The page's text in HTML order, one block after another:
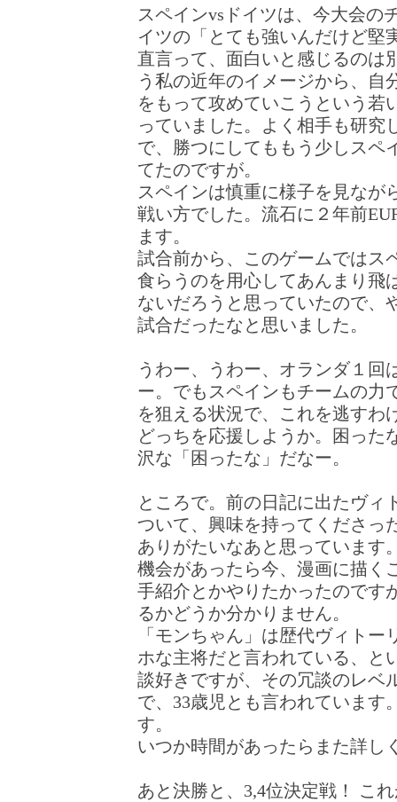
スペインvsドイツは、今大会の
イツの「とても強いんだけど堅
直言って、面白いと感じるのは
う私の近年のイメージから、自
をもって攻めていこうという若
っていました。よく相手も研究
で、勝つにしてももう少しスペ
てたのですが。
スペインは慎重に様子を見なが
戦い方でした。流石に２年前
ます。
試合前から、このゲームではス
食らうのを用心してあんまり飛
ないだろうと思っていたので、
試合だったなと思いました。
うわー、うわー、オランダ１回
ー。でもスペインもチームの力
を狙える状況で、これを逃すわ
どっちを応援しようか。困った
沢な「困ったな」だなー。
ところで。前の日記に出たヴィ
ついて、興味を持ってくださっ
ありがたいなあと思っています
機会があったら今、漫画に描く
手紹介とかやりたかったのです
るかどうか分かりません。
「モンちゃん」は歴代ヴィトー
ホな主将だと言われている、と
談好きですが、その冗談のレベ
で、33歳児とも言われています
す。
いつか時間があったらまた詳し
あと決勝と、3,4位決定戦！ こ